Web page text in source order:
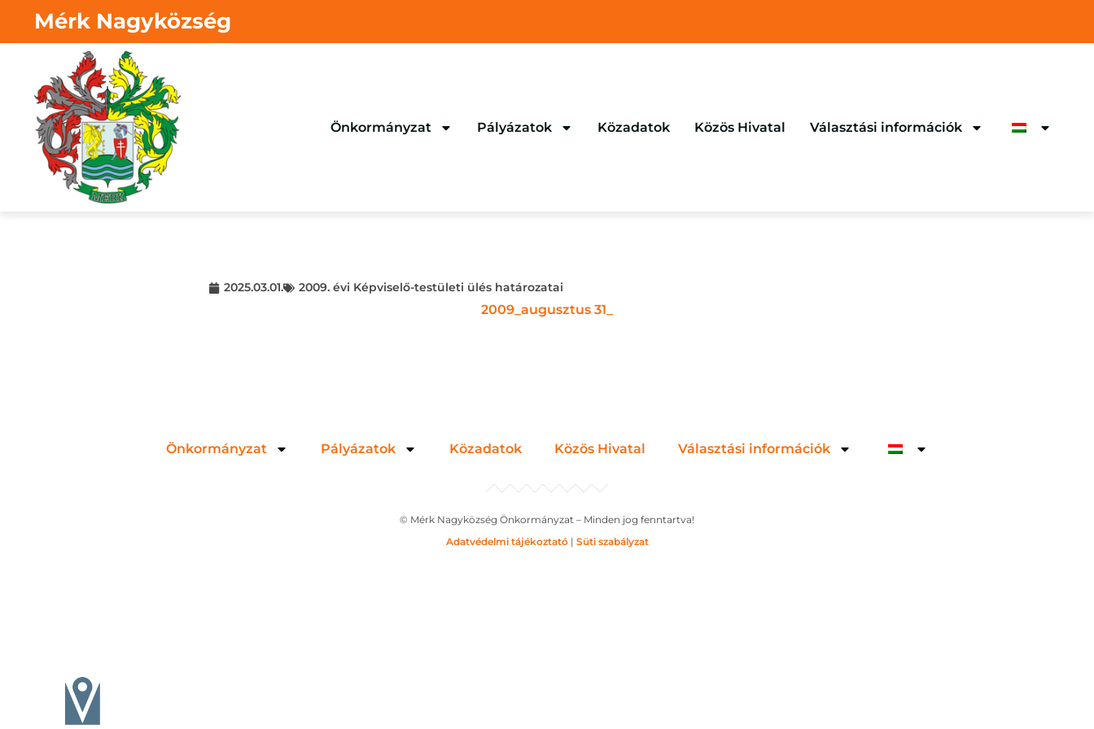
Mérk Nagyközség
Önkormányzat Pályázatok Közadatok Közös Hivatal Választási információk
2025.03.01. 2009. évi Képviselő-testületi ülés határozatai
2009_augusztus 31_
Önkormányzat Pályázatok Közadatok Közös Hivatal Választási információk
© Mérk Nagyközség Önkormányzat – Minden jog fenntartva!
Adatvédelmi tájékoztató| Süti szabályzat